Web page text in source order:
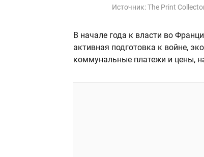
Источник:The Print
В начале года к власти во
активная подготовка к войне,
коммунальные платежи и цены,